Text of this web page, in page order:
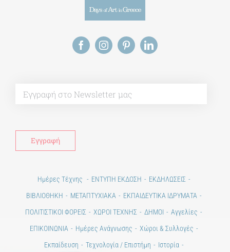
Ημέρες Τέχνης ΕΝΤΥΠΗ ΕΚΔΟΣΗ
ΕΚΔΗΛΩΣΕΙΣ
ΒΙΒΛΙΟΘΗΚΗ
ΜΕΤΑΠΤΥΧΙΑΚΑ
ΕΚΠΑΙΔΕΥΤΙΚΑ ΙΔΡΥΜΑΤΑ
ΠΟΛΙΤΙΣΤΙΚΟΙ ΦΟΡΕΙΣ
ΧΩΡΟΙ ΤΕΧΝΗΣ ΔΗΜΟΙ
Αγγελίες
ΕΠΙΚΟΙΝΩΝΙΑ
Ημέρες Ανάγνωσης
Χώροι & Συλλογές
Εκπαίδευση
Τεχνολογία / Επιστήμη
Ιστορία